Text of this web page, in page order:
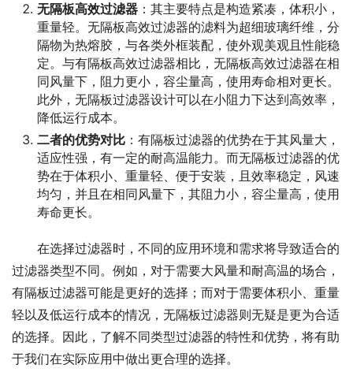
无隔板高效过滤器 ：其主要特点是构造紧凑，体积小，
重量轻。无隔板高效过滤器的滤料为超细玻璃纤维，分
隔物为热熔胶，与各类外框装配，使外观美观且性能稳
定。与有隔板高效过滤器相比，无隔板高效过滤器在相
同风量下，阻力更小，容尘量高，使用寿命相对更长。
此外，无隔板过滤器设计可以在小阻力下达到高效率，
降低运行成本。
二者的优势对比 ：有隔板过滤器的优势在于其风量大，
适应性强，有一定的耐高温能力。而无隔板过滤器的优
势在于体积小、重量轻、便于安装，且效率稳定，风速
均匀，并且在相同风量下，其阻力小，容尘量高，使用
寿命更长。
在选择过滤器时，不同的应用环境和需求将导致适合的
过滤器类型不同。例如，对于需要大风量和耐高温的场合，
有隔板过滤器可能是更好的选择；而对于需要体积小、重量
轻以及低运行成本的情况，无隔板过滤器则无疑是更为合适
的选择。因此，了解不同类型过滤器的特性和优势，将有助
于我们在实际应用中做出更合理的选择。